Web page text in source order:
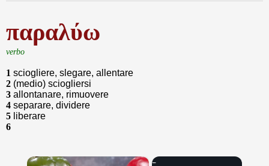
παραλύω
verbo
1 sciogliere, slegare, allentare
2 (medio) sciogliersi
3 allontanare, rimuovere
4 separare, dividere
5 liberare
6
×